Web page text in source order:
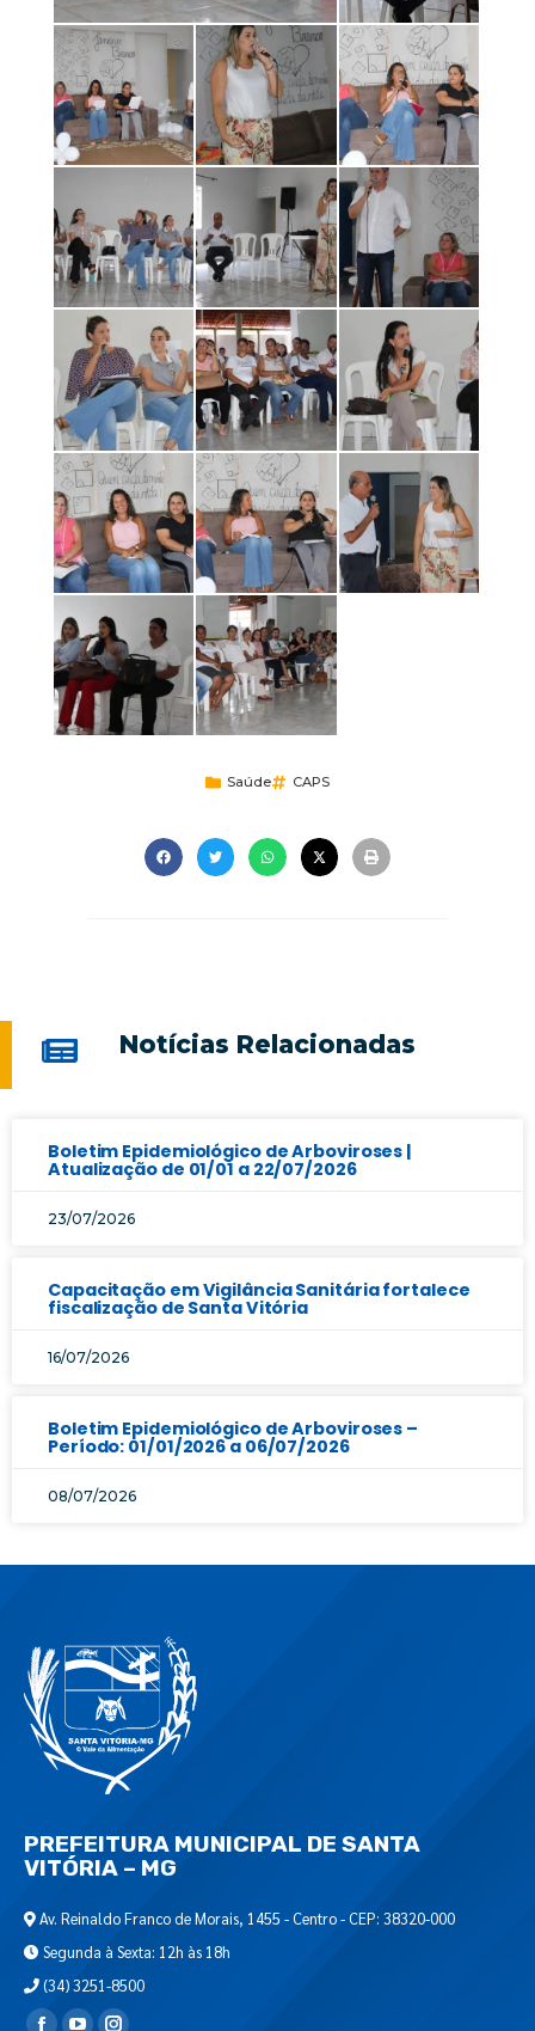
Saúde CAPS
Notícias Relacionadas
Boletim Epidemiológico de Arboviroses |
Atualização de 01/01 a 22/07/2026
23/07/2026
Capacitação em Vigilância Sanitária fortalece
fiscalização de Santa Vitória
16/07/2026
Boletim Epidemiológico de Arboviroses –
Período: 01/01/2026 a 06/07/2026
08/07/2026
PREFEITURA MUNICIPAL DE SANTA
VITÓRIA – MG
Av. Reinaldo Franco de Morais, 1455 - Centro - CEP: 38320-000
Segunda à Sexta: 12h às 18h
(34) 3251-8500